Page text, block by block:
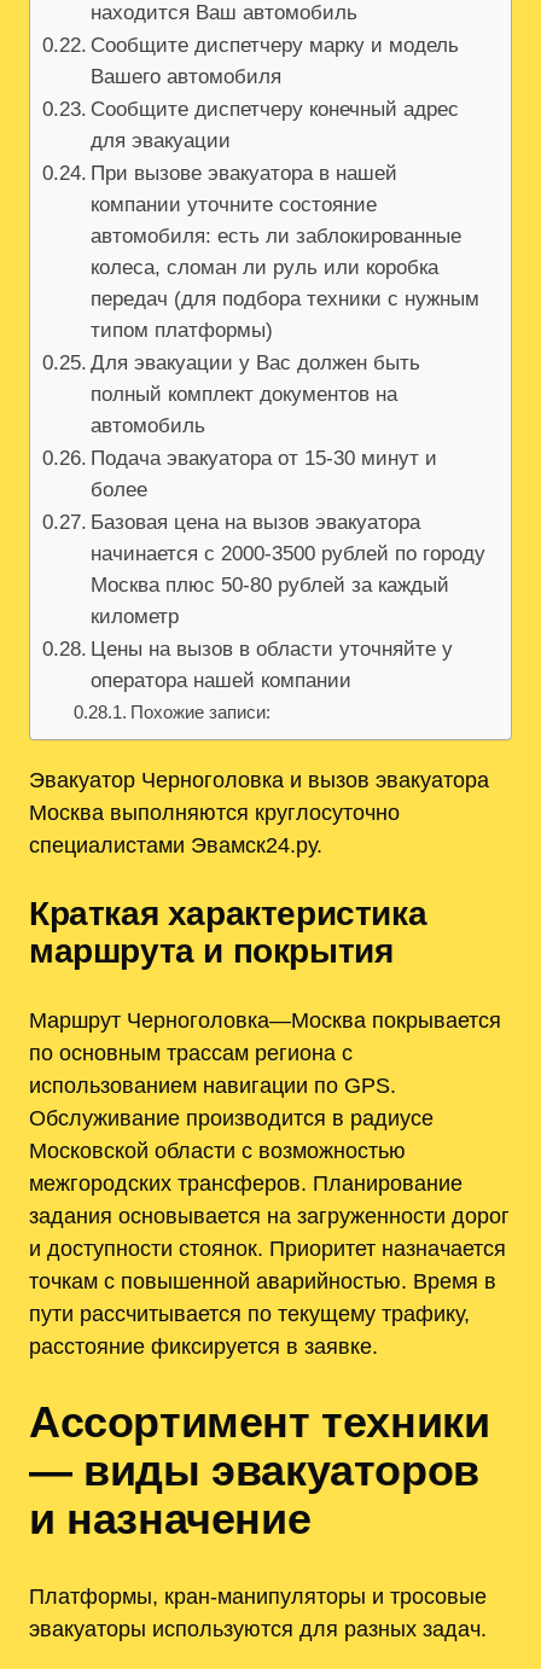
находится Ваш автомобиль
Сообщите диспетчеру марку и модель
Вашего автомобиля
Сообщите диспетчеру конечный адрес
для эвакуации
При вызове эвакуатора в нашей
компании уточните состояние
автомобиля: есть ли заблокированные
колеса, сломан ли руль или коробка
передач (для подбора техники с нужным
типом платформы)
Для эвакуации у Вас должен быть
полный комплект документов на
автомобиль
Подача эвакуатора от 15-30 минут и
более
Базовая цена на вызов эвакуатора
начинается с 2000-3500 рублей по городу
Москва плюс 50-80 рублей за каждый
километр
Цены на вызов в области уточняйте у
оператора нашей компании
Похожие записи:
Эвакуатор Черноголовка и вызов эвакуатора
Москва выполняются круглосуточно
специалистами Эвамск24.ру.
Краткая характеристика
маршрута и покрытия
Маршрут Черноголовка—Москва покрывается
по основным трассам региона с
использованием навигации по GPS.
Обслуживание производится в радиусе
Московской области с возможностью
межгородских трансферов. Планирование
задания основывается на загруженности дорог
и доступности стоянок. Приоритет назначается
точкам с повышенной аварийностью. Время в
пути рассчитывается по текущему трафику,
расстояние фиксируется в заявке.
Ассортимент техники
— виды эвакуаторов
и назначение
Платформы, кран-манипуляторы и тросовые
эвакуаторы используются для разных задач.